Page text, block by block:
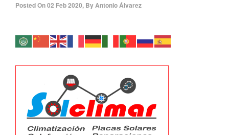
Posted On02 Feb 2020, ByAntonio Álvarez